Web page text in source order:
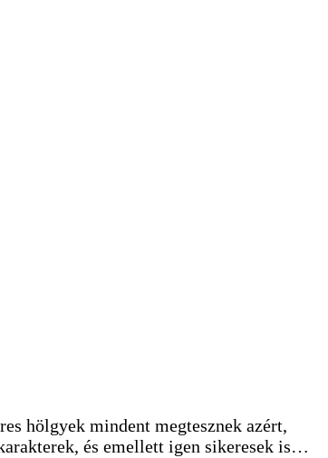
hölgyek mindent megtesznek azért,
és emellett igen sikeresek is…